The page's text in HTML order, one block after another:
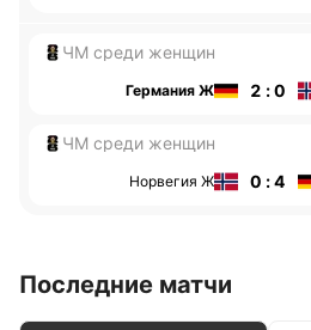
ЧМ среди женщин
Германия Ж 2 : 0
ЧМ среди женщин
Норвегия Ж 0 : 4
Последние матчи